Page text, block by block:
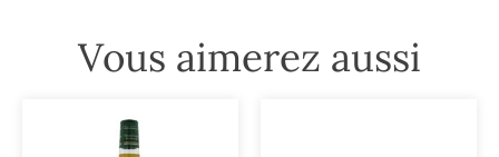
Vous aimerez aussi